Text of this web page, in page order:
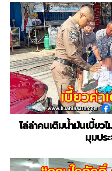
ไล่ล่าคนเติมน้ำมันเบี้ยว
มุมปร